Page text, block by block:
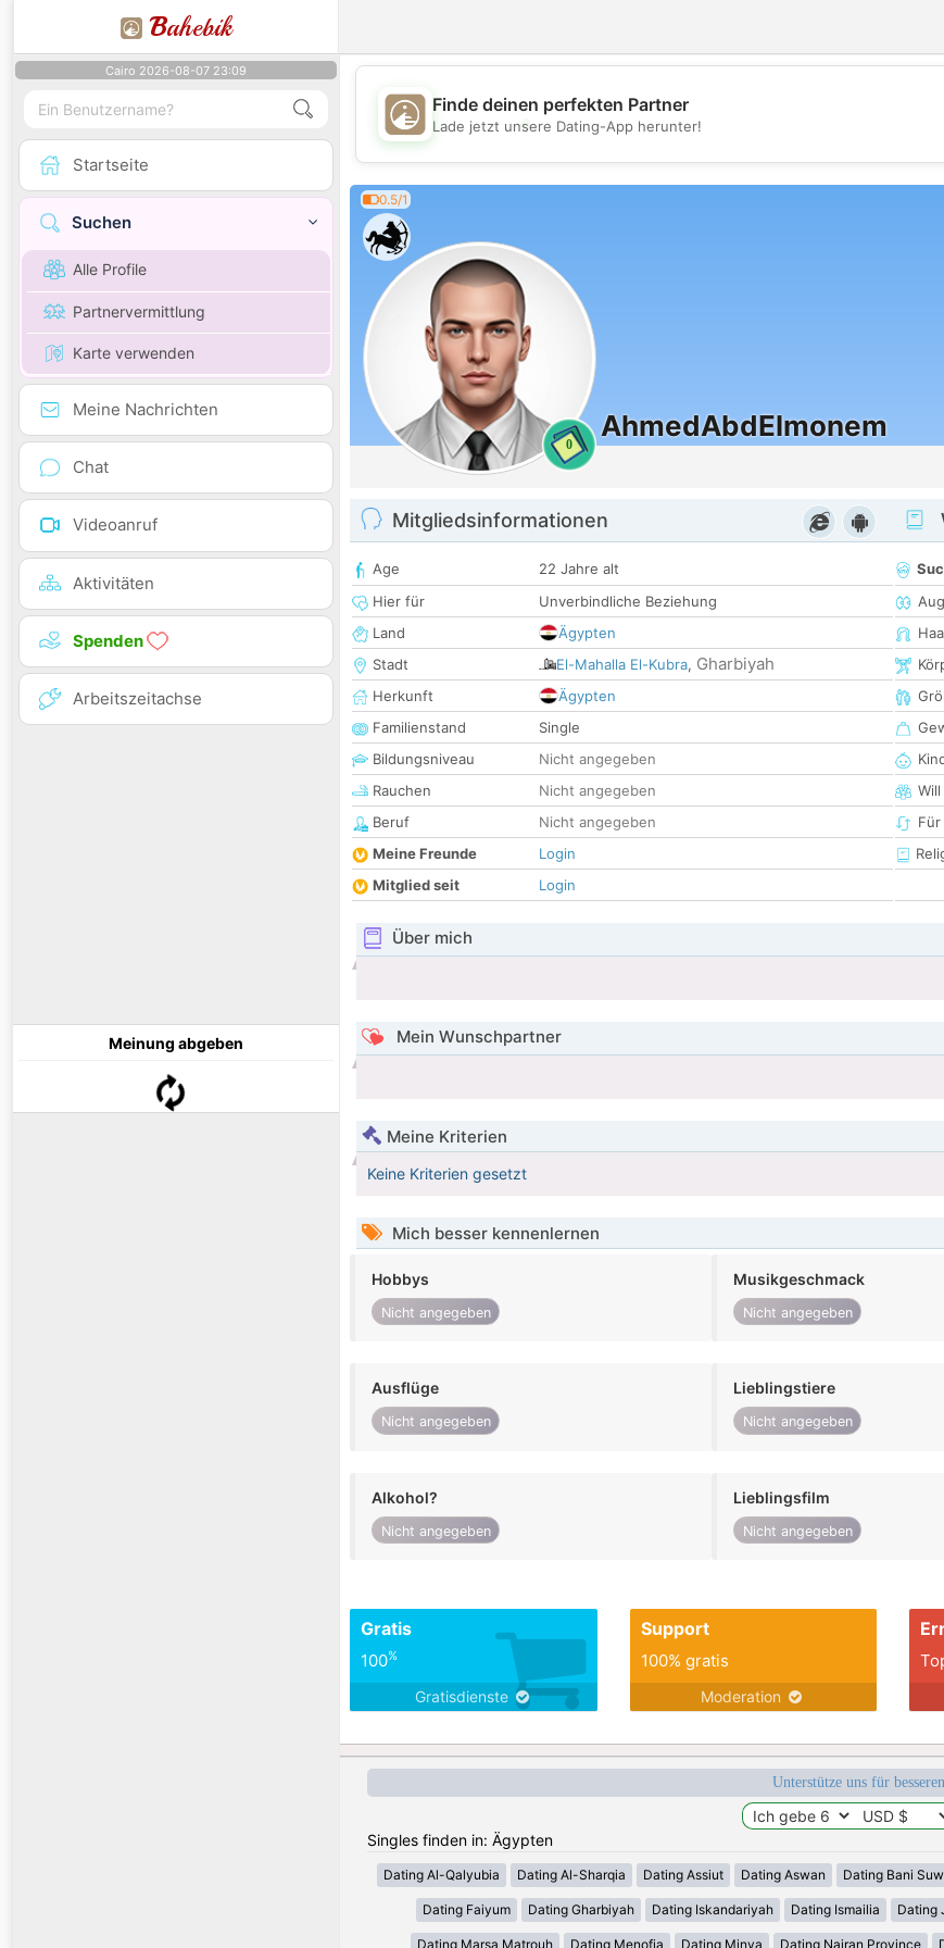
Bahebik
Cairo 2026-08-07 23:09
Startseite
Suchen
Alle Profile
Partnervermittlung
Karte verwenden
Meine Nachrichten
Chat
Videoanruf
Aktivitäten
Spenden
Arbeitszeitachse
Meinung abgeben
💕
Finde deinen perfekten Partner
Lade jetzt unsere Dating-App herunter!
0.5/1
0
AhmedAbdElmonem
Mitgliedsinformationen
Age
22 Jahre alt
Hier für
Unverbindliche Beziehung
Land
Ägypten
Stadt
El-Mahalla El-Kubra, Gharbiyah
Herkunft
Ägypten
Familienstand
Single
Bildungsniveau
Nicht angegeben
Rauchen
Nicht angegeben
Beruf
Nicht angegeben
Meine Freunde
Login
Mitglied seit
Login
Über mich
Mein Wunschpartner
Meine Kriterien
Keine Kriterien gesetzt
Mich besser kennenlernen
Hobbys
Nicht angegeben
Musikgeschmack
Nicht angegeben
Ausflüge
Nicht angegeben
Lieblingstiere
Nicht angegeben
Alkohol?
Nicht angegeben
Lieblingsfilm
Nicht angegeben
Gratis
100%
Gratisdienste
Support
100% gratis
Moderation
Unterstütze uns für
Singles finden in: Ägypten
Dating Al-Qalyubia Dating Al-Sharqia Dating Assiut Dating Aswan Dating Bani
Dating Faiyum Dating Gharbiyah Dating Iskandariyah Dating Ismailia Dating
Dating Marsa Matrouh Dating Menofia Dating Minya Dating Najran Province